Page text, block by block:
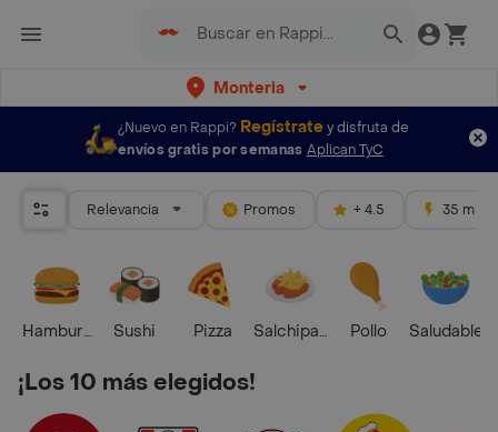
Monteria
¿Nuevo en Rappi? Regístratey disfruta de
envíos gratis por semanas Aplican TyC
Relevancia Promos + 4.5 35 mins
HamburguesaSushi Pizza Salchipapas Pollo Saludable
¡Los 10 más elegidos!